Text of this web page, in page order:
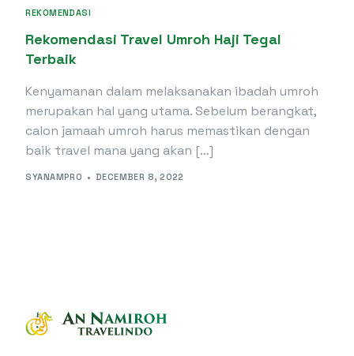
REKOMENDASI
Rekomendasi Travel Umroh Haji Tegal
Terbaik
Kenyamanan dalam melaksanakan ibadah umroh
merupakan hal yang utama. Sebelum berangkat,
calon jamaah umroh harus memastikan dengan
baik travel mana yang akan […]
SYANAMPRO DECEMBER 8, 2022